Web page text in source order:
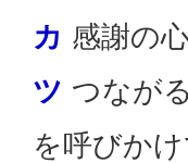
カ 感謝の
ツ つなが
を呼びかけ